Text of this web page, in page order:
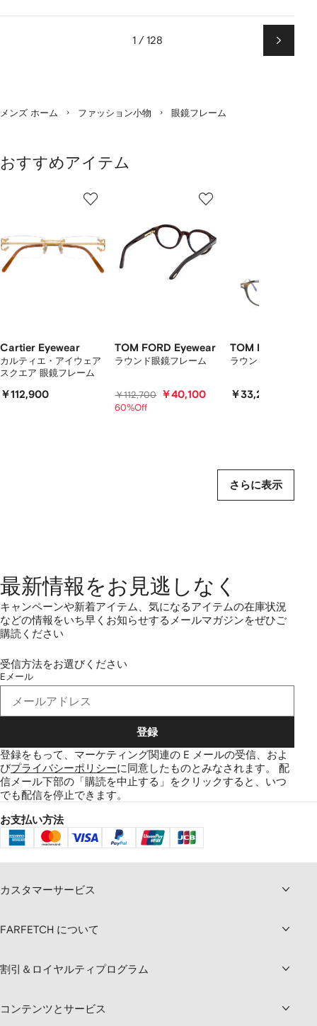
1 / 128
次
ペ
メンズ ホーム ファッション小物 眼鏡フレーム
おすすめアイテム
Cartier Eyewear
カルティエ・アイウェア
スクエア 眼鏡フレーム
￥112,900
TOM FORD Eyewear
ラウンド眼鏡フレーム
￥112,700 ￥40,100
60%Off
TOM FORD
ラウンドメガネフレ
￥33,200
さらに表示
最新情報をお見逃しなく
キャンペーンや新着アイテム、気になるアイテムの在庫状況
などの情報をいち早くお知らせするメールマガジンをぜひご
購読ください
受信方法をお選びください
Eメール
登録
登録をもって、マーケティング関連の E メールの受信、およ
びプライバシーポリシーに同意したものとみなされます。 配
信メール下部の「購読を中止する」をクリックすると、いつ
でも配信を停止できます。
お支払い方法
カスタマーサービス
FARFETCH について
割引＆ロイヤルティプログラム
コンテンツとサービス